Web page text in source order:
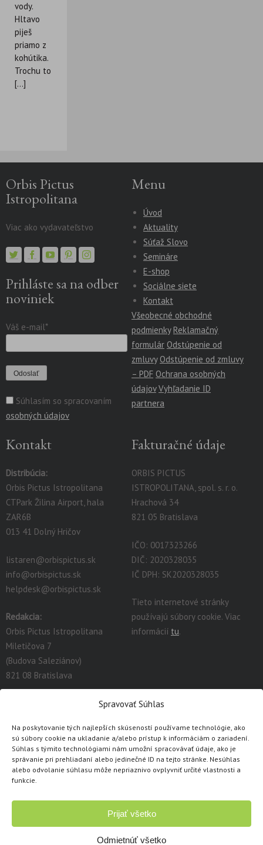
Spravovať Súhlas
Na poskytovanie tých najlepších skúseností používame technológie, ako
sú súbory cookie na ukladanie a/alebo prístup k informáciám o zariadení.
Súhlas s týmito technológiami nám umožní spracovávať údaje, ako je
správanie pri prehliadaní alebo jedinečné ID na tejto stránke. Nesúhlas
alebo odvolanie súhlasu môže nepriaznivo ovplyvniť určité vlastnosti a
funkcie.
Prijať všetko
Odmietnúť všetko
vody.
Hltavo
piješ
priamo z
kohútika.
Trochu to
[...]
Orbis Pictus
Istropolitana
Viac ako vydavateľstvo
Prihláste sa na odber
noviniek
Váš e-mail*
Súhlasím so spracovaním
osobných údajov
Menu
Úvod
Aktuality
Súťaž Slovo
Semináre
E-shop
Sociálne siete
Kontakt
Všeobecné obchodné
podmienky Reklamačný
formulár Odstúpenie od
zmluvy Odstúpenie od zmluvy
– PDF Ochrana osobných
údajov Vyhľadanie ID
partnera
Kontakt
Distribúcia:
Orbis Pictus Istropolitana
CTPark Žilina Airport, hala
ZAR6B
013 41 Dolný Hričov
listaren@orbispictus.sk
info@orbispictus.sk
helpdesk@orbispictus.sk
Redakcia:
Orbis Pictus Istropolitana
Miletičova 7
(Budova Saleziánov)
821 08 Bratislava
Fakturačné údaje
ORBIS PICTUS
ISTROPOLITANA, spol. s. r. o.
Hrachová 34
821 05 Bratislava
IČO: 0017323266
DIČ: 2020328035
IČ DPH: SK2020328035
Tieto internetové stránky
používajú súbory cookie. Viac
informácií tu.
Podrobnú dokumentáciu a návody na prácu s E-učebnicami
nájdete tu:https://orbispictus.sk/vyuka-co-naje-fektivnejsie-s-e-
ucebnicami/.
V prípade problémov s e-učebnicami alebo licenciami, prosím
Copyright © 1991 - 2026 Orbis Pictus Istropolitana, spol. s r.o.